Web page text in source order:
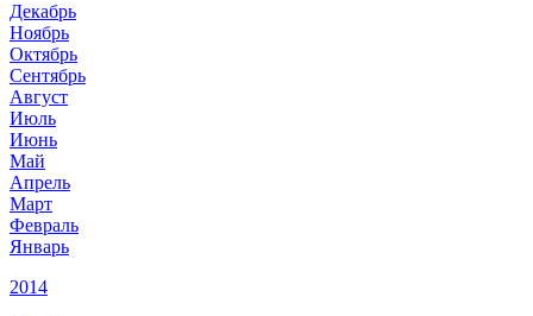
Декабрь
Ноябрь
Октябрь
Сентябрь
Август
Июль
Июнь
Май
Апрель
Март
Февраль
Январь
2014